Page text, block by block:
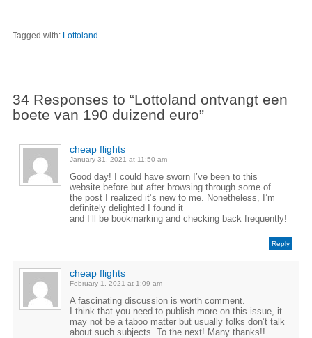
Tagged with: Lottoland
34 Responses to “Lottoland ontvangt een
boete van 190 duizend euro”
cheap flights
January 31, 2021 at 11:50 am
Good day! I could have sworn I’ve been to this
website before but after browsing through some of
the post I realized it’s new to me. Nonetheless, I’m
definitely delighted I found it
and I’ll be bookmarking and checking back frequently!
Reply
cheap flights
February 1, 2021 at 1:09 am
A fascinating discussion is worth comment.
I think that you need to publish more on this issue, it
may not be a taboo matter but usually folks don’t talk
about such subjects. To the next! Many thanks!!